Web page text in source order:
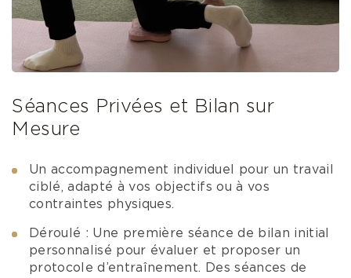
Séances Privées et Bilan sur
Mesure
Un accompagnement individuel pour un travail
ciblé, adapté à vos objectifs ou à vos
contraintes physiques.
Déroulé : Une première séance de bilan initial
personnalisé pour évaluer et proposer un
protocole d’entraînement. Des séances de